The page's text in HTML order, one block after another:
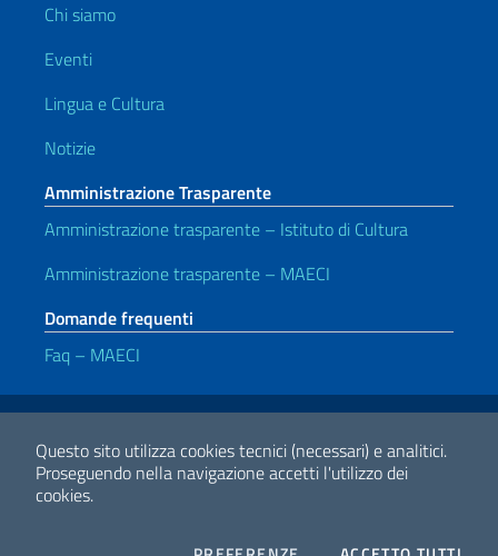
Questo sito utilizza cookies tecnici (necessari) e analitici.
Proseguendo nella navigazione accetti l'utilizzo dei
cookies.
Chi siamo
Eventi
Lingua e Cultura
Notizie
Amministrazione Trasparente
Amministrazione trasparente – Istituto di Cultura
Amministrazione trasparente – MAECI
Domande frequenti
Faq – MAECI
Link Utili